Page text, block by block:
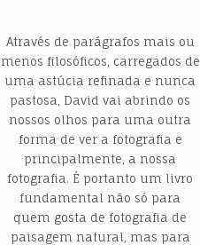
Através de parágrafos mais ou
menos filosóficos, carregados de
uma astúcia refinada e nunca
pastosa, David vai abrindo os
nossos olhos para uma outra
forma de ver a fotografia e
principalmente, a nossa
fotografia. É portanto um livro
fundamental não só para
quem gosta de fotografia de
paisagem natural, mas para